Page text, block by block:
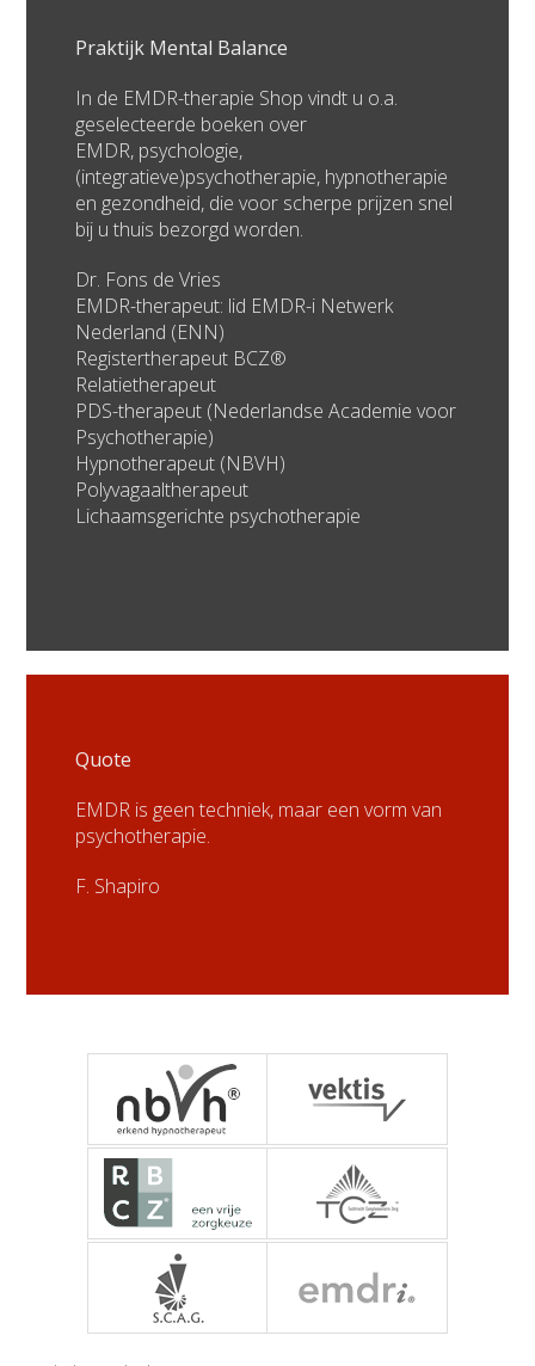
Praktijk Mental Balance
In de EMDR-therapie Shop vindt u o.a.
geselecteerde boeken over
EMDR, psychologie,
(integratieve)psychotherapie, hypnotherapie
en gezondheid, die voor scherpe prijzen snel
bij u thuis bezorgd worden.
Dr. Fons de Vries
EMDR-therapeut: lid EMDR-i Netwerk
Nederland (ENN)
Registertherapeut BCZ®
Relatietherapeut
PDS-therapeut (Nederlandse Academie voor
Psychotherapie)
Hypnotherapeut (NBVH)
Polyvagaaltherapeut
Lichaamsgerichte psychotherapie
Quote
EMDR is geen techniek, maar een vorm van
psychotherapie.
F. Shapiro
NBVH - Nederlandse
RBCZ - Register